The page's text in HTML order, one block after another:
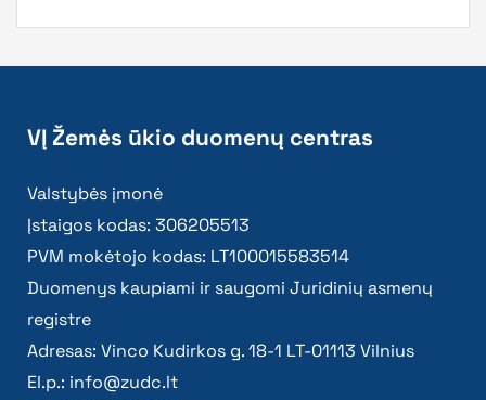
VĮ Žemės ūkio duomenų centras
Valstybės įmonė
Įstaigos kodas: 306205513
PVM mokėtojo kodas: LT100015583514
Duomenys kaupiami ir saugomi Juridinių asmenų
registre
Adresas: Vinco Kudirkos g. 18-1 LT-01113 Vilnius
El.p.: info@zudc.lt